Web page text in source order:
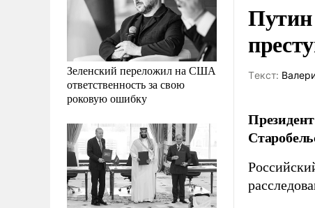
Зеленский переложил на США
ответственность за свою
роковую ошибку
Путин
Tекст: